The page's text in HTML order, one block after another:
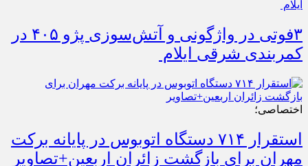
۳فوتی در واژگونی و آتش‌سوزی پژو ۴۰۵ در
کمربندی شرقی ایلام
اختصاصی؛
استقرار ۷۱۴ دستگاه اتوبوس در پایانه برکت
مهران برای بازگشت زائران اربعین+تصاویر